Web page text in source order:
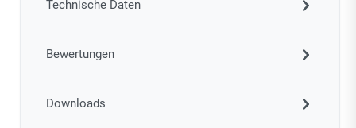
Technische Daten
Bewertungen
Downloads